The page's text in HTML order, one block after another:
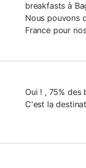
breakfasts à
Nous pouvons
France pour
Oui ! , 75%
C'est la